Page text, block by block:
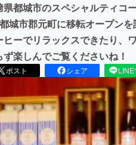
県都城市のスペシャルティコ
城市郡元町に移転オープン
ヒーでリラックスできたり、
ず楽しんでご覧くださいね！
ポスト シェア